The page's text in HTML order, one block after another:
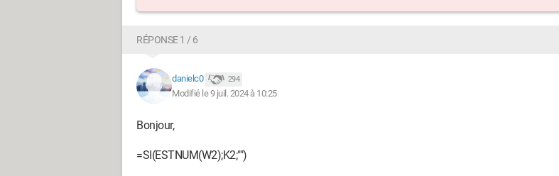
RÉPONSE 1 / 6
danielc0 294
Modifié le 9 juil. 2024 à 10:25
Bonjour,
=SI(ESTNUM(W2);K2;"")